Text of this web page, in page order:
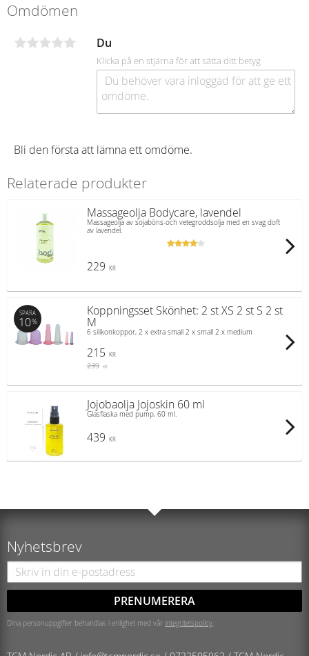
Omdömen
Du
Klicka på en stjärna för att sätta ditt betyg
Bli den första att lämna ett omdöme.
Relaterade produkter
Massageolja Bodycare, lavendel
Massageolja av sojaböns-och vetegroddsolja med en svag doft
av lavendel.
229 KR
Koppningsset Skönhet: 2 st XS 2 st S 2 st
M
6 silikonkoppor, 2 x extra small 2 x small 2 x medium
215 KR
239 KR
SPARA
10%
Jojobaolja Jojoskin 60 ml
Glasflaska med pump, 60 ml.
439 KR
Nyhetsbrev
PRENUMERERA
Dina personuppgifter behandlas i enlighet med vår integritetspolicy.